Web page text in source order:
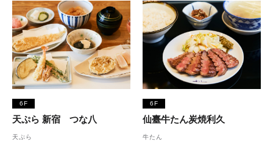
6F
天ぷら 新宿 つな八
天ぷら
6F
仙臺牛たん炭焼利久
牛たん